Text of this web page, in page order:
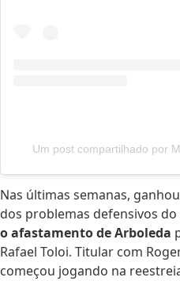
Um post compartilhado por
Nas últimas semanas,
dos problemas defensivos
o afastamento de Arboleda
Rafael Toloi. Titular com
começou jogando na